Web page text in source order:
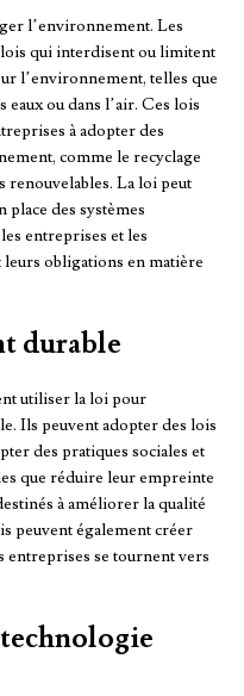
l’environnement. Les
qui interdisent ou limitent
l’environnement, telles que
eaux ou dans l’air. Ces lois
à adopter des
comme le recyclage
renouvelables. La loi peut
des systèmes
entreprises et les
obligations en matière
durable
utiliser la loi pour
Ils peuvent adopter des lois
des pratiques sociales et
que réduire leur empreinte
à améliorer la qualité
peuvent également créer
entreprises se tournent vers